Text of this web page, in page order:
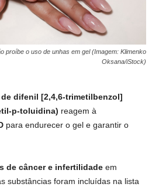
proíbe o uso de unhas em gel (Imagem: Klimenko
Oksana/iStock)
difenil [2,4,6-trimetilbenzol]
p-toluidina) reagem à
para endurecer o gel e garantir o
de câncer e infertilidade em
substâncias foram incluídas na lista